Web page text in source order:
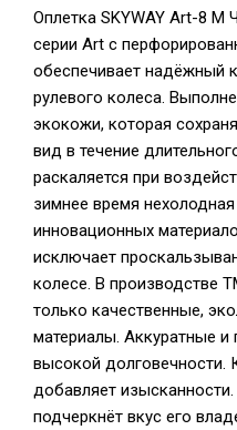
Оплетка SKYWAY Art-8 M
серии Art с
обеспечивает надёжный
рулевого колеса.
экокожи, которая
вид в течение
раскаляется при
зимнее время
инновационных
исключает
колесе. В производстве
только качественные,
материалы. Аккуратные
высокой долговечности.
добавляет
подчеркнёт вкус его